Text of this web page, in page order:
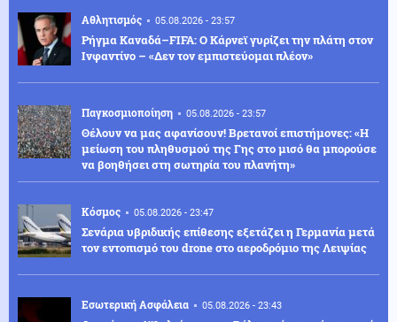
Αθλητισμός 05.08.2026 - 23:57
Ρήγμα Καναδά–FIFA: Ο Κάρνεϊ γυρίζει την πλάτη στον
Ινφαντίνο – «Δεν τον εμπιστεύομαι πλέον»
Παγκοσμιοποίηση 05.08.2026 - 23:57
Θέλουν να μας αφανίσουν! Βρετανοί επιστήμονες: «Η
μείωση του πληθυσμού της Γης στο μισό θα μπορούσε
να βοηθήσει στη σωτηρία του πλανήτη»
Κόσμος 05.08.2026 - 23:47
Σενάρια υβριδικής επίθεσης εξετάζει η Γερμανία μετά
τον εντοπισμό του drone στο αεροδρόμιο της Λειψίας
Εσωτερική Ασφάλεια 05.08.2026 - 23:43